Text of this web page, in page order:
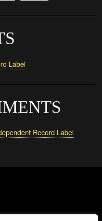
Label
Record Label